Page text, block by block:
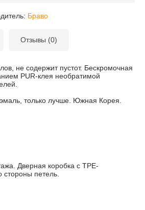
Браво
Отзывы (0)
не содержит пустот. Бескромочная
PUR-клея необратимой
только лучше. Южная Корея.
Дверная коробка с TPE-
стороны петель.